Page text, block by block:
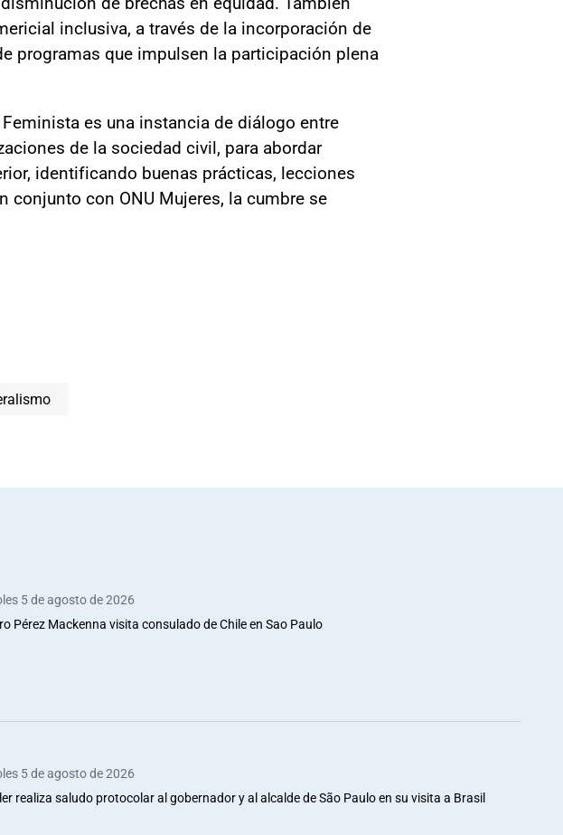
inclusiva, a través de la incorporación de
programas que impulsen la participación plena
es una instancia de diálogo entre
de la sociedad civil, para abordar
identificando buenas prácticas, lecciones
conjunto con ONU Mujeres, la cumbre se
5 de agosto de 2026
Pérez Mackenna visita consulado de Chile en Sao Paulo
5 de agosto de 2026
realiza saludo protocolar al gobernador y al alcalde de São Paulo en su visita a Brasil